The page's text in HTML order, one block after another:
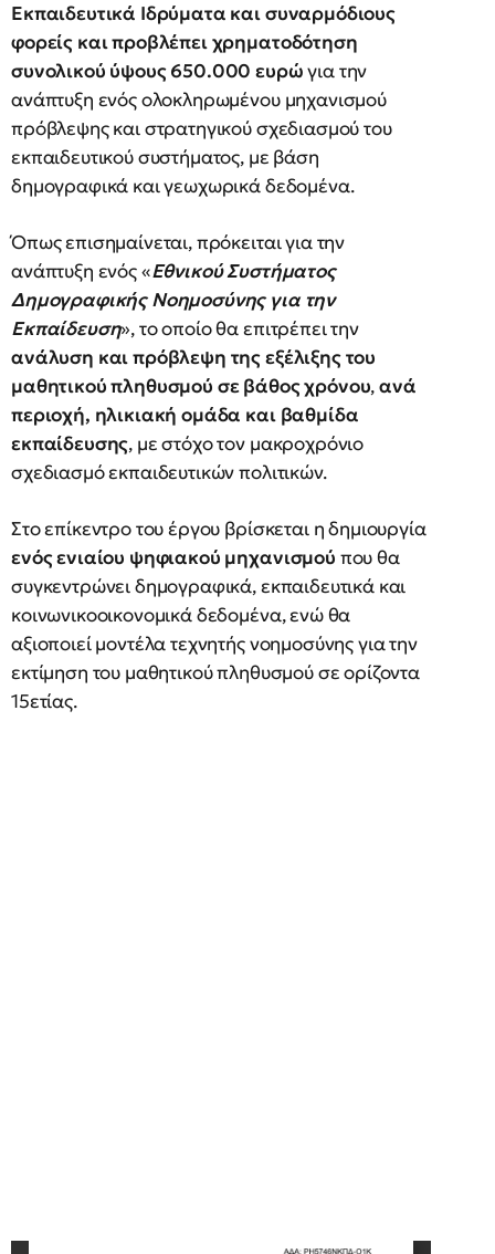
Εκπαιδευτικά Ιδρύματα και συναρμόδιους
φορείς και προβλέπει χρηματοδότηση
συνολικού ύψους 650.000 ευρώγια την
ανάπτυξη ενός ολοκληρωμένου μηχανισμού
πρόβλεψης και στρατηγικού σχεδιασμού του
εκπαιδευτικού συστήματος, με βάση
δημογραφικά και γεωχωρικά δεδομένα.
Όπως επισημαίνεται, πρόκειται για την
ανάπτυξη ενός «Εθνικού Συστήματος
Δημογραφικής Νοημοσύνης για την
Εκπαίδευση», το οποίο θα επιτρέπει την
ανάλυση και πρόβλεψη της εξέλιξης του
μαθητικού πληθυσμού σε βάθος χρόνου,ανά
περιοχή, ηλικιακή ομάδα και βαθμίδα
εκπαίδευσης, με στόχο τον μακροχρόνιο
σχεδιασμό εκπαιδευτικών πολιτικών.
Στο επίκεντρο του έργου βρίσκεται η δημιουργία
ενός ενιαίου ψηφιακού μηχανισμού που θα
συγκεντρώνει δημογραφικά, εκπαιδευτικά και
κοινωνικοοικονομικά δεδομένα, ενώ θα
αξιοποιεί μοντέλα τεχνητής νοημοσύνης για την
εκτίμηση του μαθητικού πληθυσμού σε ορίζοντα
15ετίας.